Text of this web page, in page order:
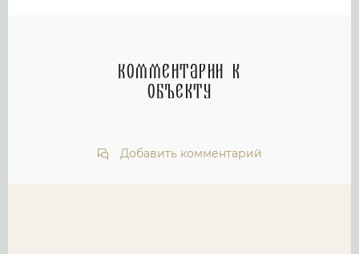
Комментарии к
объекту
Добавить комментарий